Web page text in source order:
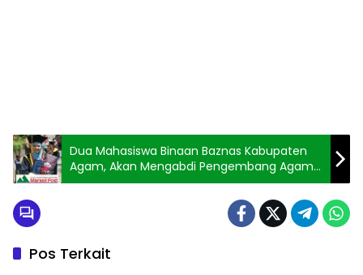
Dua Mahasiswa Binaan Baznas Kabupaten
Agam, Akan Mengabdi Pengembang Agama
Islam Dikampung
Pos Terkait